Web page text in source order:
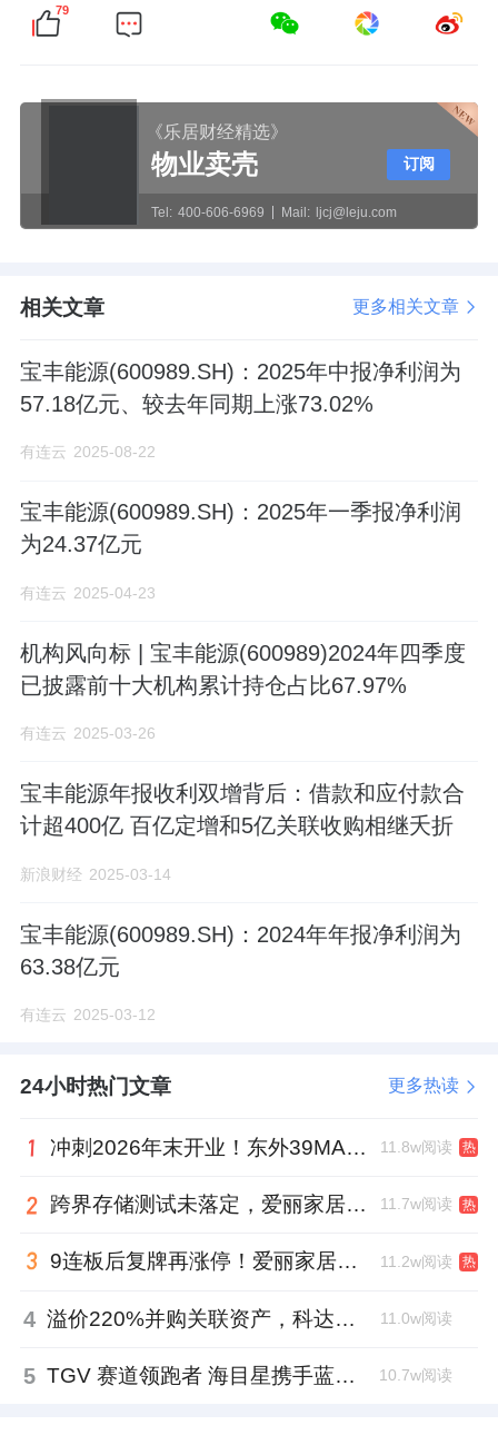
79
《乐居财经精选》
物业卖壳
Tel: 400-606-6969 Mail: ljcj@leju.com
订阅
相关文章 更多相关文章
宝丰能源(600989.SH)：2025年中报净利润为
57.18亿元、较去年同期上涨73.02%
有连云 2025-08-22
宝丰能源(600989.SH)：2025年一季报净利润
为24.37亿元
有连云 2025-04-23
机构风向标 | 宝丰能源(600989)2024年四季度
已披露前十大机构累计持仓占比67.97%
有连云 2025-03-26
宝丰能源年报收利双增背后：借款和应付款合
计超400亿 百亿定增和5亿关联收购相继夭折
新浪财经 2025-03-14
宝丰能源(600989.SH)：2024年年报净利润为
63.38亿元
有连云 2025-03-12
24小时热门文章 更多热读
冲刺2026年末开业！东外39MALL全球招商启幕，重构东直门商圈格局 11.8w阅读 热
跨界存储测试未落定，爱丽家居复牌前自揭多重风险 11.7w阅读 热
9连板后复牌再涨停！爱丽家居市盈率318倍，跨界收购案尚未落地 11.2w阅读 热
4 溢价220%并购关联资产，科达制造近75亿元重组被否 11.0w阅读
5 TGV 赛道领跑者 海目星携手蓝思科技掘金先进封装 10.7w阅读